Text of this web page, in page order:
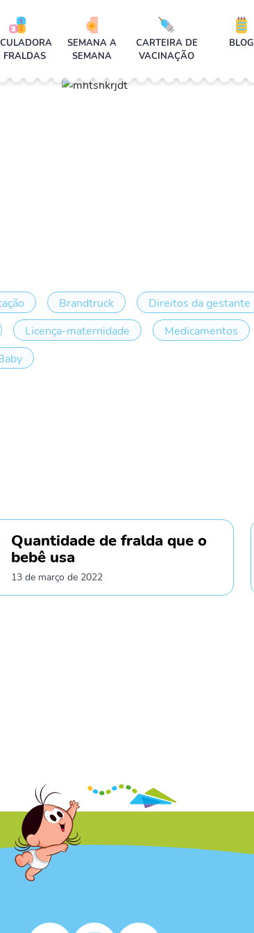
FRALDAS
SEMANA A
SEMANA
CARTEIRA DE
VACINAÇÃO
BLOG
Brandtruck Direitos da gestante
Licença-maternidade Medicamentos
Quantidade de fralda que o
bebê usa
13 de março de 2022